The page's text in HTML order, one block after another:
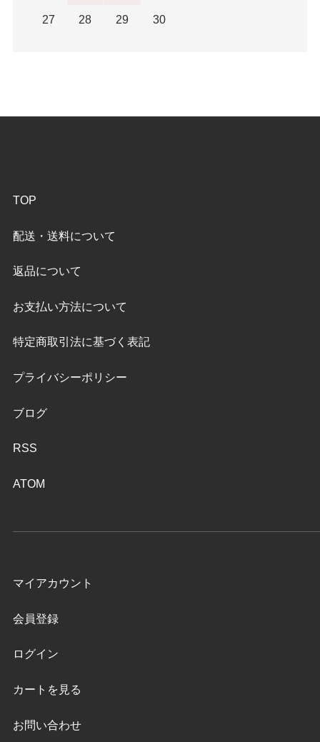
27 28 29 30
TOP
配送・送料について
返品について
お支払い方法について
特定商取引法に基づく表記
プライバシーポリシー
ブログ
RSS
ATOM
マイアカウント
会員登録
ログイン
カートを見る
お問い合わせ